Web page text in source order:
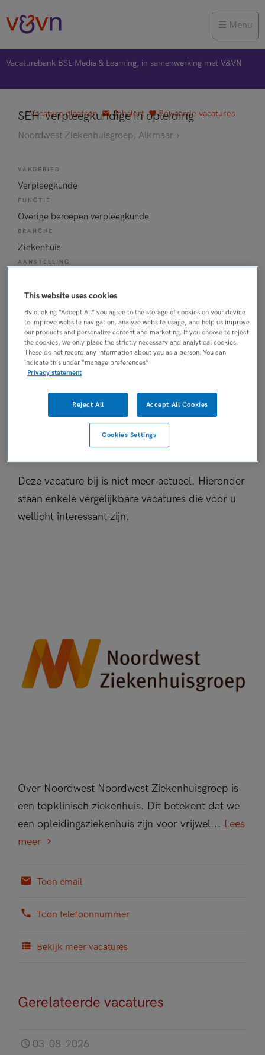
Menu
Vacaturebank BSL Media & Learning, in samenwerking met V&VN
Vacature plaatsen Jobalert Bewaarde vacatures
SEH-verpleegkundige in opleiding
Noordwest Ziekenhuisgroep, Alkmaar
VAKGEBIED
Verpleegkunde
FUNCTIE
Overige beroepen verpleegkunde
BRANCHE
Ziekenhuis
AANSTELLING
PLAATSINGSDATUM
10 juni 2026
NIVEAU
MBO
ERVARING
Ervaren
Vacature niet beschikbaar
Deze vacature bij is niet meer actueel. Hieronder
staan enkele vergelijkbare vacatures die voor u
wellicht interessant zijn.
Over Noordwest Noordwest Ziekenhuisgroep is
een topklinisch ziekenhuis. Dit betekent dat we
een opleidingsziekenhuis zijn voor vrijwel... Lees
meer
Toon email
Toon telefoonnummer
Bekijk meer vacatures
Gerelateerde vacatures
03-08-2026
This website uses cookies
By clicking “Accept All” you agree to the storage of cookies on your device
to improve website navigation, analyze website usage, and help us improve
our products and personalize content and marketing. If you choose to reject
the cookies, we only place the strictly necessary and analytical cookies.
These do not record any information about you as a person. You can
indicate this under "manage preferences"
Privacy statement
Reject All Accept All Cookies
Cookies Settings